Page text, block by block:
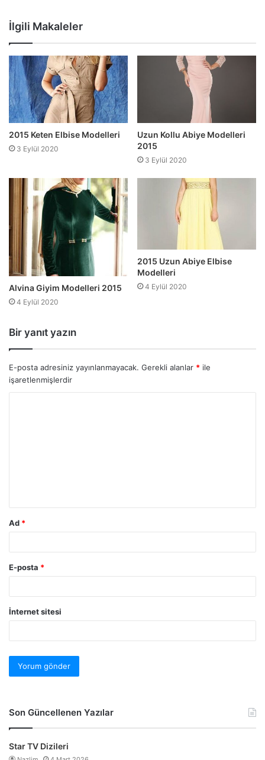
İlgili Makaleler
2015 Keten Elbise Modelleri
3 Eylül 2020
Uzun Kollu Abiye Modelleri
2015
3 Eylül 2020
Alvina Giyim Modelleri 2015
4 Eylül 2020
2015 Uzun Abiye Elbise
Modelleri
4 Eylül 2020
Bir yanıt yazın
E-posta adresiniz yayınlanmayacak. Gerekli alanlar * ile
işaretlenmişlerdir
Ad *
E-posta *
İnternet sitesi
Son Güncellenen Yazılar
Star TV Dizileri